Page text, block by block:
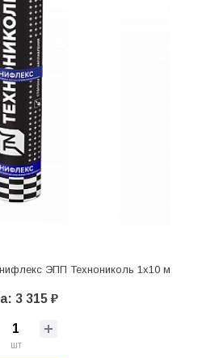
ЭПП Технониколь 1х10 м
3 315 ₽
шт